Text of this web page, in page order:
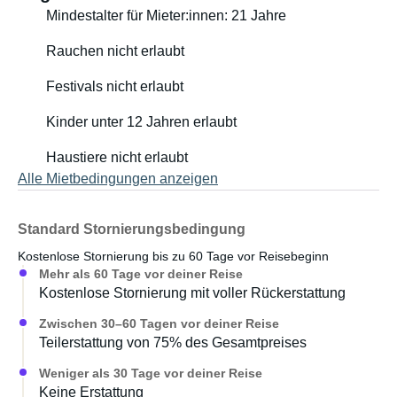
Elektroautos.
Zwei Gasflaschen, ein Campingtisch und Campingstühle
sowie zwei Seitenspiegel für das Zugfahrzeug sind im
Mindestalter für Mieter:innen: 21 Jahre
Rauchen nicht erlaubt
Festivals nicht erlaubt
Kinder unter 12 Jahren erlaubt
Haustiere nicht erlaubt
Alle Mietbedingungen anzeigen
Standard Stornierungsbedingung
Kostenlose Stornierung bis zu 60 Tage vor Reisebeginn
Mehr als 60 Tage vor deiner Reise
Kostenlose Stornierung mit voller Rückerstattung
Zwischen 30–60 Tagen vor deiner Reise
Teilerstattung von 75% des Gesamtpreises
Weniger als 30 Tage vor deiner Reise
Keine Erstattung